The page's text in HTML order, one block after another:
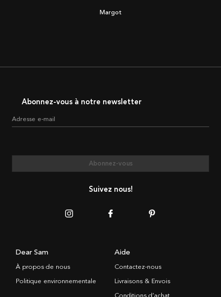
Margot
Abonnez-vous à notre newsletter
Adresse e-mail
Abonnez-vous
Suivez nous!
Dear Sam
À propos de nous
Politique environnementale
Aide
Contactez-nous
Livraisons & Envois